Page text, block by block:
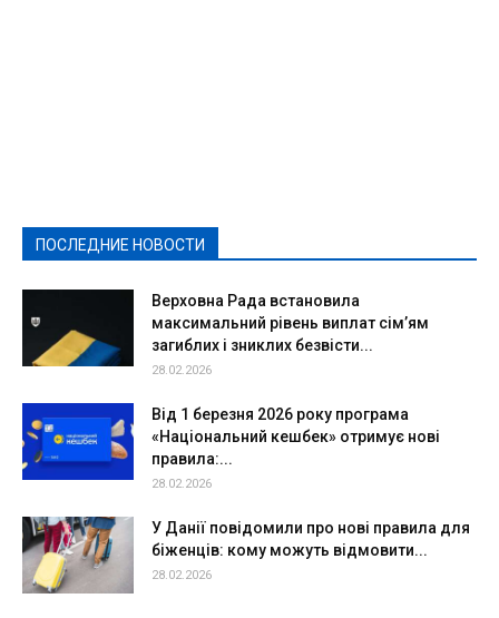
ПОСЛЕДНИЕ НОВОСТИ
Верховна Рада встановила
максимальний рівень виплат сім’ям
загиблих і зниклих безвісти...
28.02.2026
Від 1 березня 2026 року програма
«Національний кешбек» отримує нові
правила:...
28.02.2026
У Данії повідомили про нові правила для
біженців: кому можуть відмовити...
28.02.2026